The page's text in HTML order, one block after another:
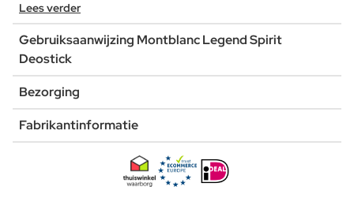
Lees verder
Gebruiksaanwijzing Montblanc Legend Spirit
Deostick
Bezorging
Fabrikantinformatie